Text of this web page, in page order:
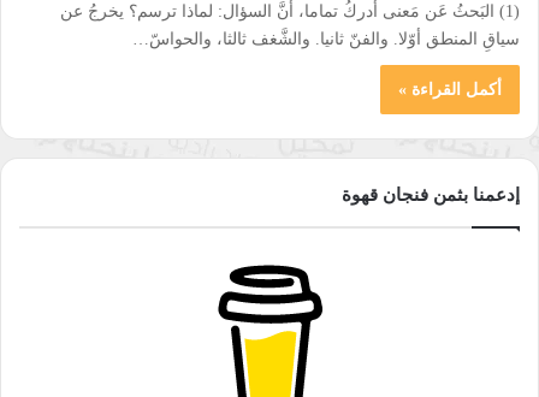
(1) البَحثُ عَن مَعنى أدركُ تماما، أنَّ السؤال: لماذا ترسم؟ يخرجُ عن
سياقِ المنطق أوّلا. والفنّ ثانيا. والشَّغف ثالثا، والحواسّ…
أكمل القراءة »
إدعمنا بثمن فنجان قهوة